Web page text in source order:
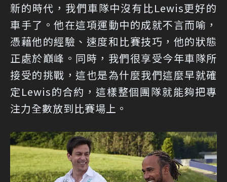
新的時代，我們車隊中沒有比Lewis更好的
車手了。他在這項運動中的成就不言而喻，
憑藉他的經驗、速度和比賽技巧，他的狀態
正處於巔峰。同時，我們很享受今年車隊所
接受的挑戰，這也是為什麼我們這麼早就確
定Lewis的合約，這樣整個團隊就能夠把專
注力全數放到比賽場上。